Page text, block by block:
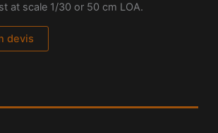
at scale 1/30 or 50 cm LOA.
devis